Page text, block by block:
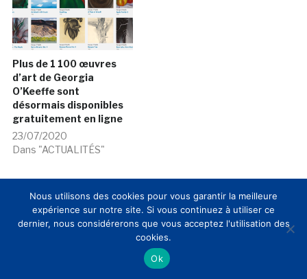
Plus de 1 100 œuvres
d’art de Georgia
O’Keeffe sont
désormais disponibles
gratuitement en ligne
23/07/2020
Dans "ACTUALITÉS"
Nous utilisons des cookies pour vous garantir la meilleure
expérience sur notre site. Si vous continuez à utiliser ce
dernier, nous considérerons que vous acceptez l'utilisation des
cookies.
Ok